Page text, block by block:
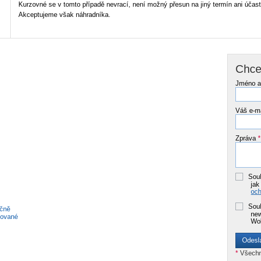
Kurzovné se v tomto případě nevrací, není možný přesun na jiný termín ani
Akceptujeme však náhradníka.
Jméno
Váš e-
Zpráva*
jak
*